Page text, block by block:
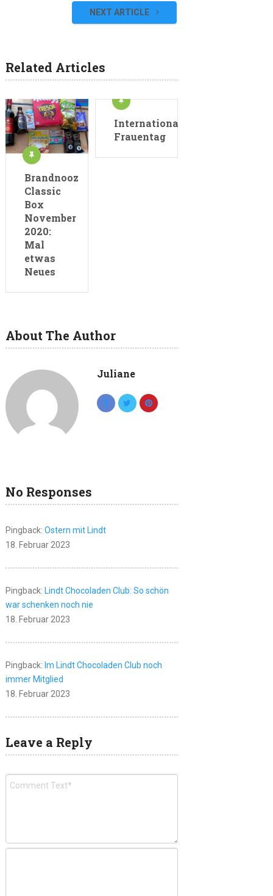
NEXT ARTICLE
Related Articles
Brandnooz
Classic
Box
November
2020:
Mal
etwas
Neues
Internationaler
Frauentag
About The Author
Juliane
No Responses
Pingback: Ostern mit Lindt
18. Februar 2023
Pingback: Lindt Chocoladen Club: So schön
war schenken noch nie
18. Februar 2023
Pingback: Im Lindt Chocoladen Club noch
immer Mitglied
18. Februar 2023
Leave a Reply